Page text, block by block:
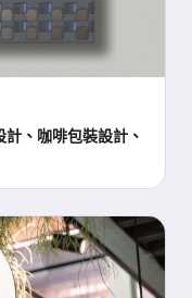
、咖啡包裝設計、